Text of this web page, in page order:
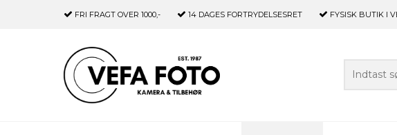
FRI FRAGT OVER 1000,- 14 DAGES FORTRYDELSESRET FYSISK BUTIK I